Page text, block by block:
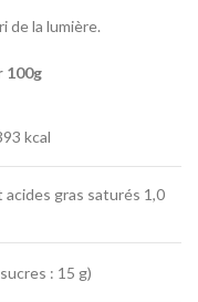
de la lumière.
100g
kcal
acides gras saturés 1,0
: 15 g)